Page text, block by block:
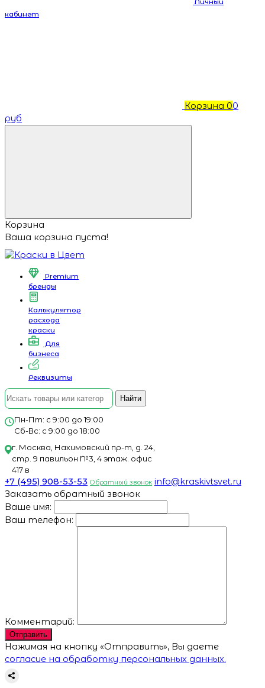
кабинет
Корзина 00
руб
Корзина
Ваша корзина пуста!
Premium
бренды
Калькулятор
расхода
краски
Для
бизнеса
Реквизиты
Найти
Пн-Пт: с 9:00 до 19:00
Сб-Вс: с 9:00 до 18:00
г. Москва, Нахимовский пр-т, д. 24,
стр. 9 павильон №3, 4 этаж. офис
417 в
+7 (495) 908-53-53 Обратный звонок info@kraskivtsvet.ru
Заказать обратный звонок
Ваше имя:
Ваш телефон:
Комментарий:
Отправить
Нажимая на кнопку «Отправить», Вы даете
согласие на обработку персональных данных.